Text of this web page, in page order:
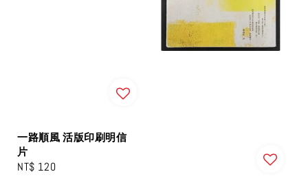
一路順風 活版印刷明信
片
Regular
NT$ 120